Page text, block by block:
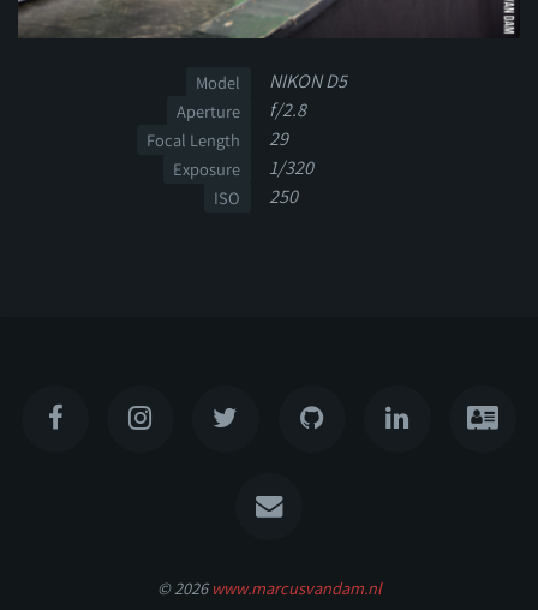
Model NIKON D5
Aperture f/2.8
Focal Length 29
Exposure 1/320
ISO 250
© 2026 www.marcusvandam.nl